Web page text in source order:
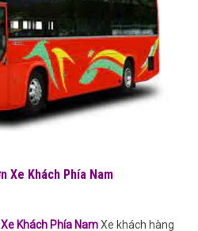
Xe Khách Phía Nam
Khách Phía NamXe khách hàng